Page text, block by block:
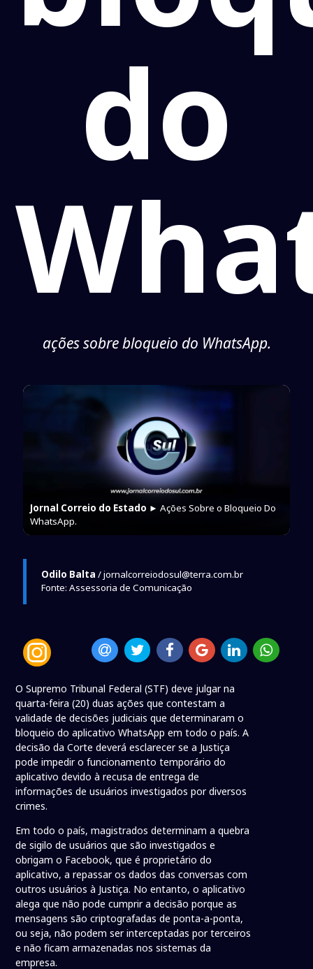
do
ações sobre bloqueio do WhatsApp.
Jornal Correio do Estado ► Ações Sobre o Bloqueio Do
WhatsApp.
Odilo Balta / jornalcorreiodosul@terra.com.br
Fonte: Assessoria de Comunicação
O Supremo Tribunal Federal (STF) deve julgar na
quarta-feira (20) duas ações que contestam a
validade de decisões judiciais que determinaram o
bloqueio do aplicativo WhatsApp em todo o país. A
decisão da Corte deverá esclarecer se a Justiça
pode impedir o funcionamento temporário do
aplicativo devido à recusa de entrega de
informações de usuários investigados por diversos
crimes.
Em todo o país, magistrados determinam a quebra
de sigilo de usuários que são investigados e
obrigam o Facebook, que é proprietário do
aplicativo, a repassar os dados das conversas com
outros usuários à Justiça. No entanto, o aplicativo
alega que não pode cumprir a decisão porque as
mensagens são criptografadas de ponta-a-ponta,
ou seja, não podem ser interceptadas por terceiros
e não ficam armazenadas nos sistemas da
empresa.